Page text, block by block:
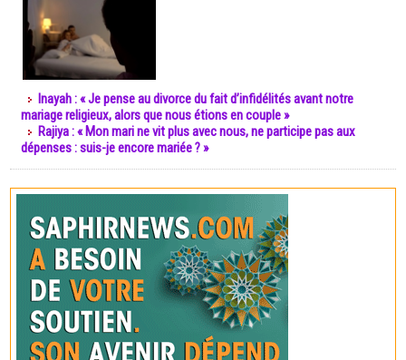
Inayah : « Je pense au divorce du fait d’infidélités avant notre
mariage religieux, alors que nous étions en couple »
Rajiya : « Mon mari ne vit plus avec nous, ne participe pas aux
dépenses : suis-je encore mariée ? »